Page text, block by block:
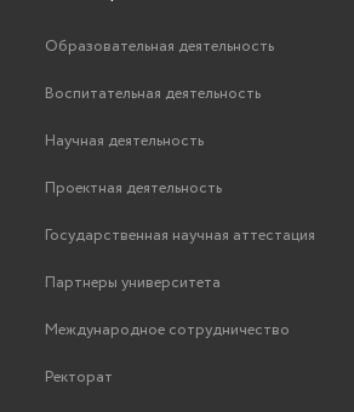
Образовательная деятельность
Воспитательная деятельность
Научная деятельность
Проектная деятельность
Государственная научная аттестация
Партнеры университета
Международное сотрудничество
Ректорат